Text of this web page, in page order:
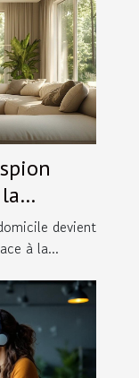
devient
à la...